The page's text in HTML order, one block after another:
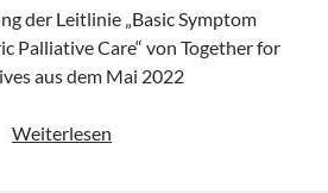
der Leitlinie „Basic Symptom
Palliative Care“ von Together for
aus dem Mai 2022
Weiterlesen